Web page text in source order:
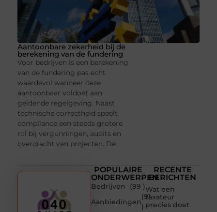
Aantoonbare zekerheid bij de
berekening van de fundering
Voor bedrijven is een berekening
van de fundering pas echt
waardevol wanneer deze
aantoonbaar voldoet aan
geldende regelgeving. Naast
technische correctheid speelt
compliance een steeds grotere
rol bij vergunningen, audits en
overdracht van projecten. De
POPULAIRE
ONDERWERPEN
Bedrijven
(99 )
Aanbiedingen
(91
)
RECENTE
BERICHTEN
Wat een
taxateur
precies doet